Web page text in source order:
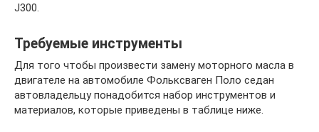
J300.
Требуемые инструменты
Для того чтобы произвести замену моторного масла в
двигателе на автомобиле Фольксваген Поло седан
автовладельцу понадобится набор инструментов и
материалов, которые приведены в таблице ниже.